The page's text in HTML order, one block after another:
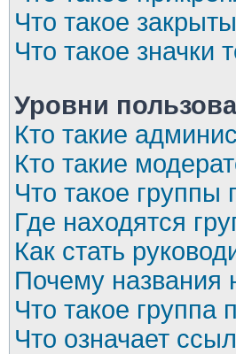
Что такое
Что такое значки
Уровни
Кто такие
Кто такие
Что такое группы
Где находятся
Как стать
Почему названия
Что такое группа
Что означает